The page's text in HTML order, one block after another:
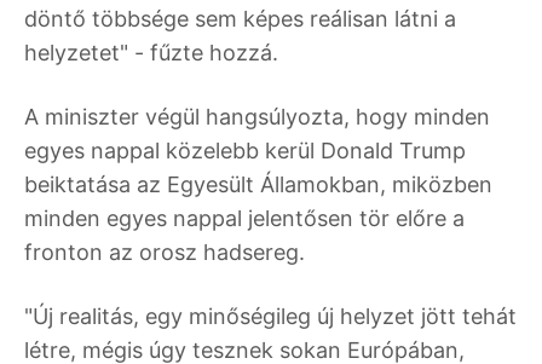
döntő többsége sem képes reálisan látni a
helyzetet" - fűzte hozzá.
A miniszter végül hangsúlyozta, hogy minden
egyes nappal közelebb kerül Donald Trump
beiktatása az Egyesült Államokban, miközben
minden egyes nappal jelentősen tör előre a
fronton az orosz hadsereg.
"Új realitás, egy minőségileg új helyzet jött tehát
létre, mégis úgy tesznek sokan Európában,